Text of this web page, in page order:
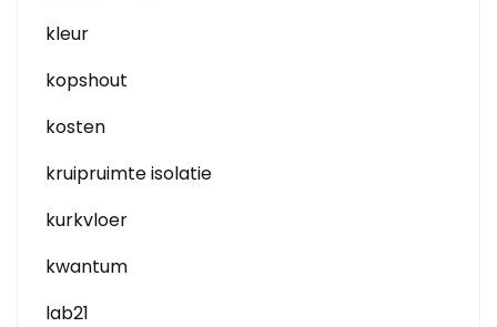
kleur
kopshout
kosten
kruipruimte isolatie
kurkvloer
kwantum
lab21